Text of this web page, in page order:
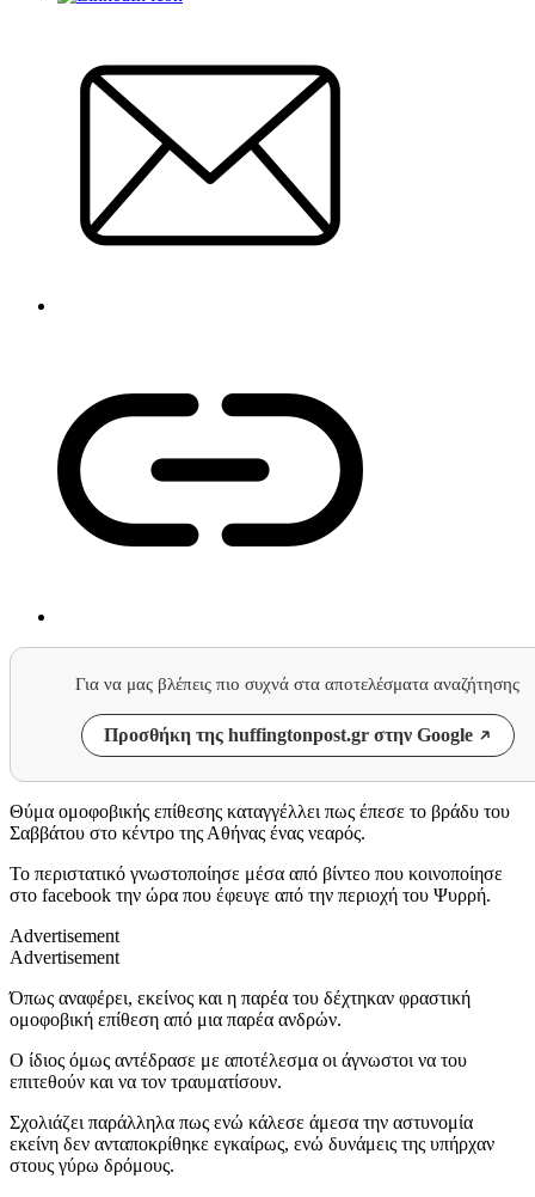
Για να μας βλέπεις πιο συχνά στα αποτελέσματα αναζήτησης
Προσθήκη της huffingtonpost.gr στην Google
Θύμα ομοφοβικής επίθεσης καταγγέλλει πως έπεσε το βράδυ του
Σαββάτου στο κέντρο της Αθήνας ένας νεαρός.
Το περιστατικό γνωστοποίησε μέσα από βίντεο που κοινοποίησε
στο facebook την ώρα που έφευγε από την περιοχή του Ψυρρή.
Advertisement
Advertisement
Όπως αναφέρει, εκείνος και η παρέα του δέχτηκαν φραστική
ομοφοβική επίθεση από μια παρέα ανδρών.
Ο ίδιος όμως αντέδρασε με αποτέλεσμα οι άγνωστοι να του
επιτεθούν και να τον τραυματίσουν.
Σχολιάζει παράλληλα πως ενώ κάλεσε άμεσα την αστυνομία
εκείνη δεν ανταποκρίθηκε εγκαίρως, ενώ δυνάμεις της υπήρχαν
στους γύρω δρόμους.